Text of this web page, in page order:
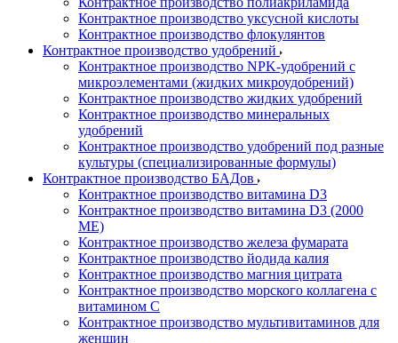
Контрактное производство уксусной кислоты
Контрактное производство флокулянтов
Контрактное производство удобрений
Контрактное производство NPK-удобрений с
микроэлементами (жидких микроудобрений)
Контрактное производство жидких удобрений
Контрактное производство минеральных
удобрений
Контрактное производство удобрений под разные
культуры (специализированные формулы)
Контрактное производство БАДов
Контрактное производство витамина D3
Контрактное производство витамина D3 (2000
МЕ)
Контрактное производство железа фумарата
Контрактное производство йодида калия
Контрактное производство магния цитрата
Контрактное производство морского коллагена с
витамином С
Контрактное производство мультивитаминов для
женщин